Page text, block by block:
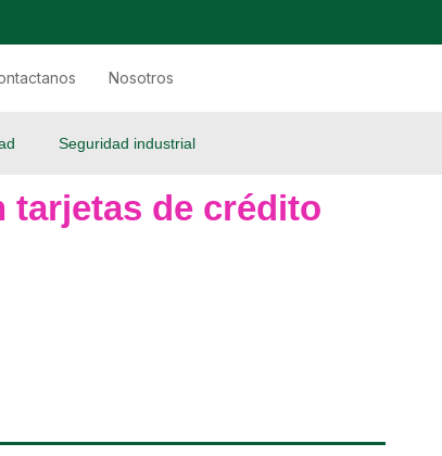
Nosotros
Seguridad industrial
tarjetas de crédito